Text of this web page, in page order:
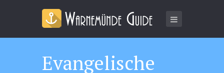
Evangelische